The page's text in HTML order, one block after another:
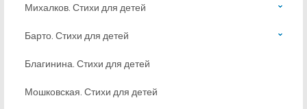
Михалков. Стихи для детей
Барто. Стихи для детей
Благинина. Стихи для детей
Мошковская. Стихи для детей